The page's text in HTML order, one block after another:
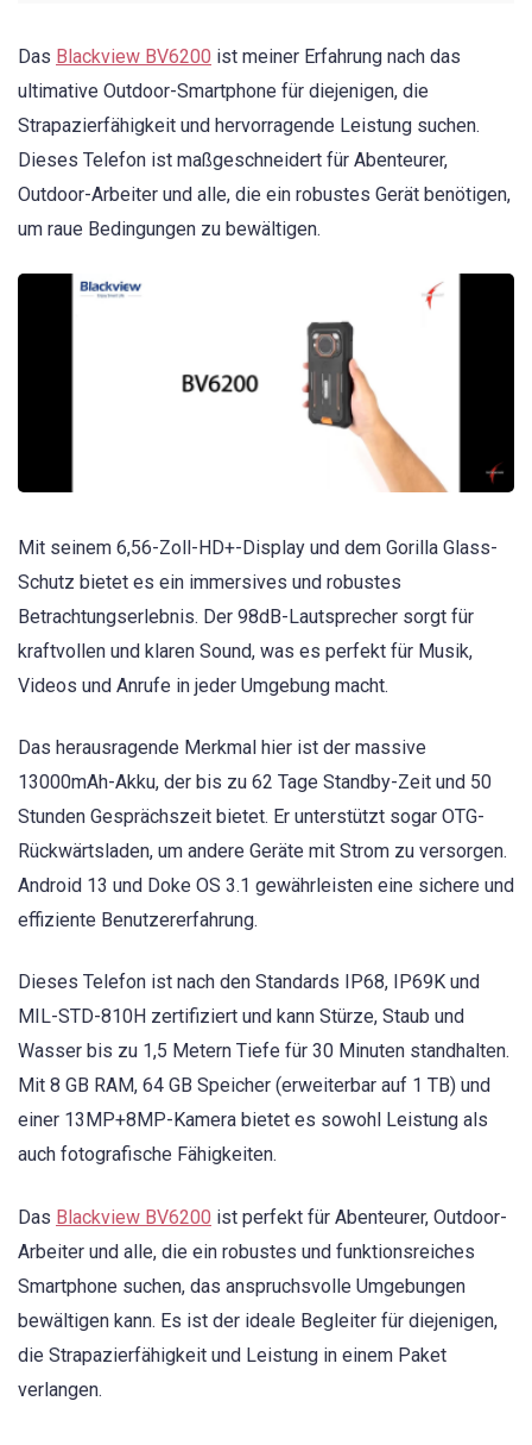
Das Blackview BV6200 ist meiner Erfahrung nach das
ultimative Outdoor-Smartphone für diejenigen, die
Strapazierfähigkeit und hervorragende Leistung suchen.
Dieses Telefon ist maßgeschneidert für Abenteurer,
Outdoor-Arbeiter und alle, die ein robustes Gerät benötigen,
um raue Bedingungen zu bewältigen.
Mit seinem 6,56-Zoll-HD+-Display und dem Gorilla Glass-
Schutz bietet es ein immersives und robustes
Betrachtungserlebnis. Der 98dB-Lautsprecher sorgt für
kraftvollen und klaren Sound, was es perfekt für Musik,
Videos und Anrufe in jeder Umgebung macht.
Das herausragende Merkmal hier ist der massive
13000mAh-Akku, der bis zu 62 Tage Standby-Zeit und 50
Stunden Gesprächszeit bietet. Er unterstützt sogar OTG-
Rückwärtsladen, um andere Geräte mit Strom zu versorgen.
Android 13 und Doke OS 3.1 gewährleisten eine sichere und
effiziente Benutzererfahrung.
Dieses Telefon ist nach den Standards IP68, IP69K und
MIL-STD-810H zertifiziert und kann Stürze, Staub und
Wasser bis zu 1,5 Metern Tiefe für 30 Minuten standhalten.
Mit 8 GB RAM, 64 GB Speicher (erweiterbar auf 1 TB) und
einer 13MP+8MP-Kamera bietet es sowohl Leistung als
auch fotografische Fähigkeiten.
Das Blackview BV6200 ist perfekt für Abenteurer, Outdoor-
Arbeiter und alle, die ein robustes und funktionsreiches
Smartphone suchen, das anspruchsvolle Umgebungen
bewältigen kann. Es ist der ideale Begleiter für diejenigen,
die Strapazierfähigkeit und Leistung in einem Paket
verlangen.